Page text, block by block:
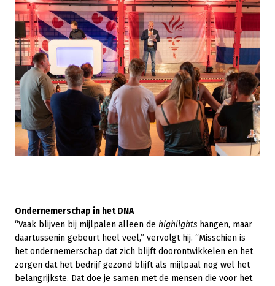
Ondernemerschap in het DNA
“Vaak blijven bij mijlpalen alleen de highlights hangen, maar
daartussenin gebeurt heel veel,” vervolgt hij. “Misschien is
het ondernemerschap dat zich blijft doorontwikkelen en het
zorgen dat het bedrijf gezond blijft als mijlpaal nog wel het
belangrijkste. Dat doe je samen met de mensen die voor het